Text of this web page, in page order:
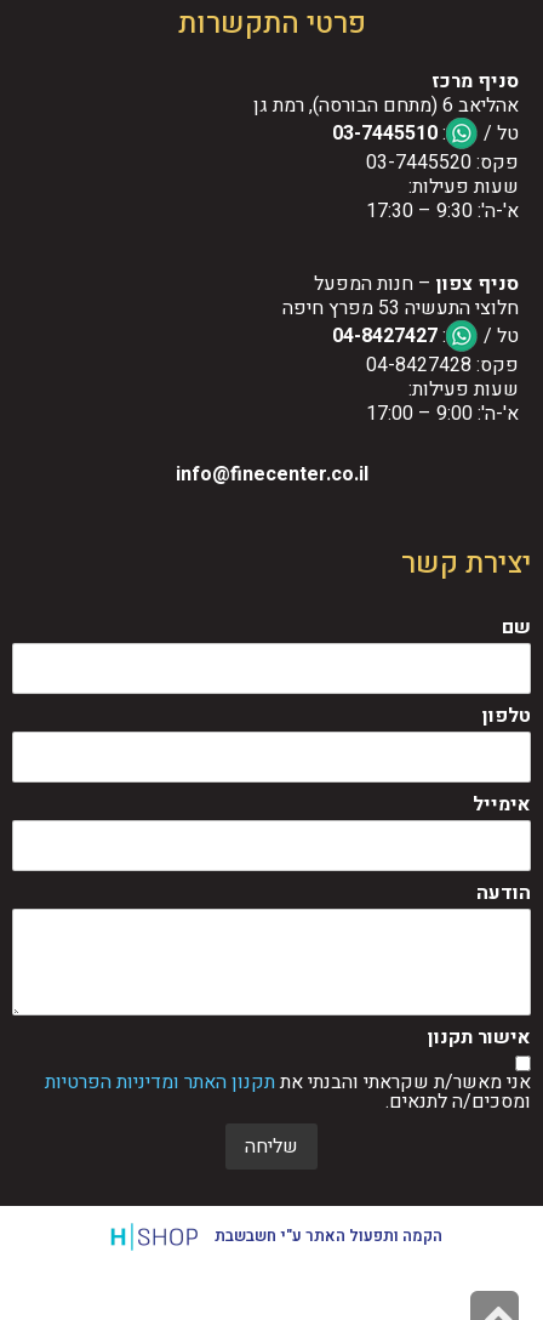
פרטי התקשרות
סניף מרכז
אהליאב 6 (מתחם הבורסה), רמת גן
טל /
:
03-7445510
פקס: 03-7445520
שעות פעילות:
א'-ה': 9:30 – 17:30
סניף צפון – חנות המפעל
חלוצי התעשיה 53 מפרץ חיפה
טל /
:
04-8427427
פקס: 04-8427428
שעות פעילות:
א'-ה': 9:00 – 17:00
info@finecenter.co.il
יצירת קשר
שם
טלפון
אימייל
הודעה
אישור תקנון
אני מאשר/ת שקראתי והבנתי אתתקנון האתר ומדיניות הפרטיות
ומסכים/ה לתנאים.
שליחה
הקמה ותפעול האתר ע"י חשבשבת